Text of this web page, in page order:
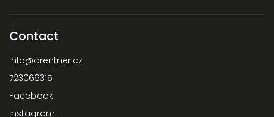
Contact
info@drentner.cz
723066315
Facebook
Instagram